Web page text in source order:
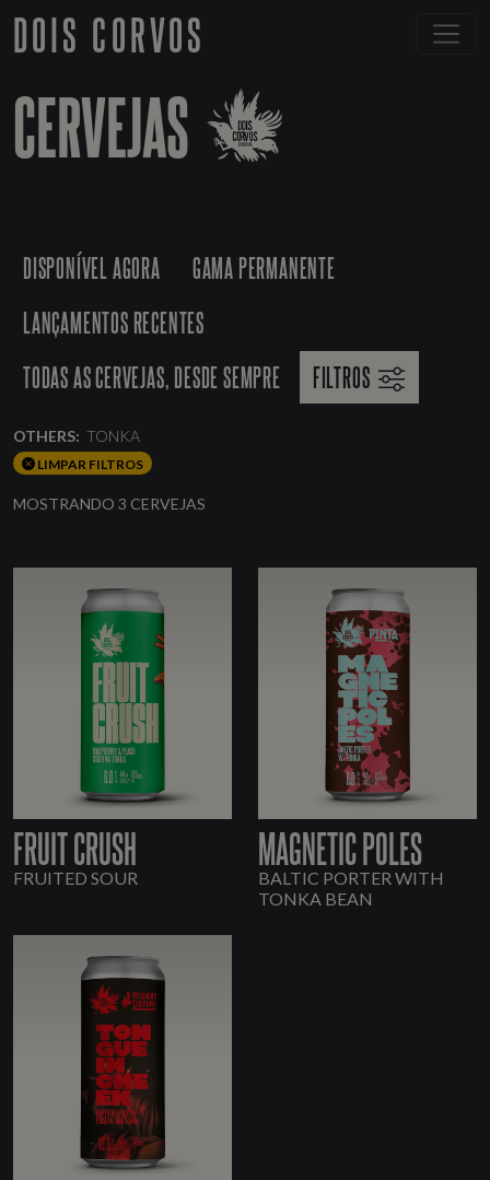
DOIS CORVOS
CERVEJAS
DISPONÍVEL AGORA
GAMA PERMANENTE
LANÇAMENTOS RECENTES
TODAS AS CERVEJAS, DESDE SEMPRE
FILTROS
OTHERS: TONKA
LIMPAR FILTROS
MOSTRANDO 3 CERVEJAS
FRUIT CRUSH
FRUITED SOUR
MAGNETIC POLES
BALTIC PORTER WITH
TONKA BEAN